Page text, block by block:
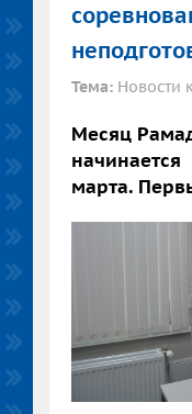
Тема: Новости
Месяц
марта.